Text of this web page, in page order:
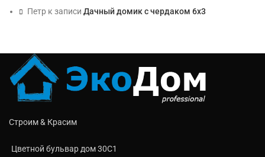
Петр к записи Дачный домик с чердаком 6х3
Строим & Красим
Цветной бульвар дом 30C1